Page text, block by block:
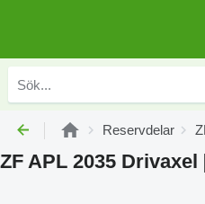
Reservdelar
ZF APL 2035 Drivaxel